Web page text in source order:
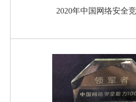
2020年中国网络安全